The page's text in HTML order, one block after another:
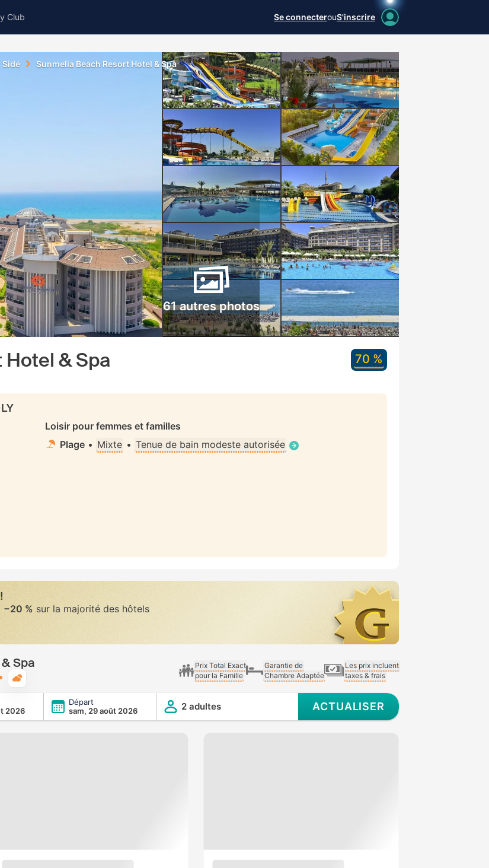
Club Se connecterouS'inscrire
Sidé Sunmelia Beach Resort Hotel & Spa
61 autres photos
& Spa 70 %
Loisir pour femmes et familles
Plage • Mixte • Tenue de bain modeste autorisée
−20 % sur la majorité des hôtels
Spa
Prix Total Exact
pour la Famille
Garantie de
Chambre Adaptée
Les prix incluent
taxes & frais
2026
Départ
sam, 29 août 2026
2 adultes ACTUALISER